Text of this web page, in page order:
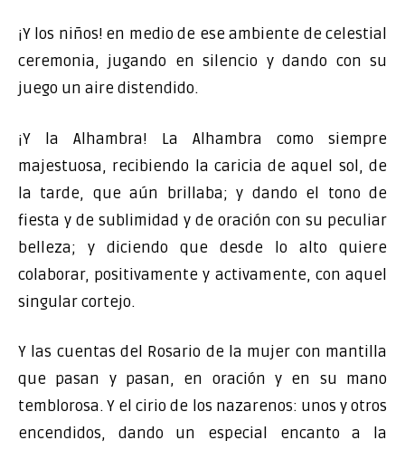
¡Y los niños! en medio de ese ambiente de celestial
ceremonia, jugando en silencio y dando con su
juego un aire distendido.
¡Y la Alhambra! La Alhambra como siempre
majestuosa, recibiendo la caricia de aquel sol, de
la tarde, que aún brillaba; y dando el tono de
fiesta y de sublimidad y de oración con su peculiar
belleza; y diciendo que desde lo alto quiere
colaborar, positivamente y activamente, con aquel
singular cortejo.
Y las cuentas del Rosario de la mujer con mantilla
que pasan y pasan, en oración y en su mano
temblorosa. Y el cirio de los nazarenos: unos y otros
encendidos, dando un especial encanto a la